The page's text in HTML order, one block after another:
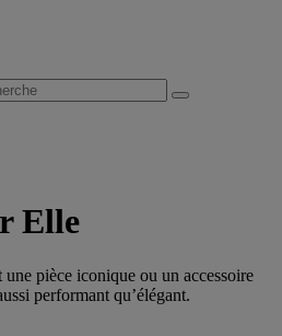
Elle
pièce iconique ou un accessoire
performant qu’élégant.